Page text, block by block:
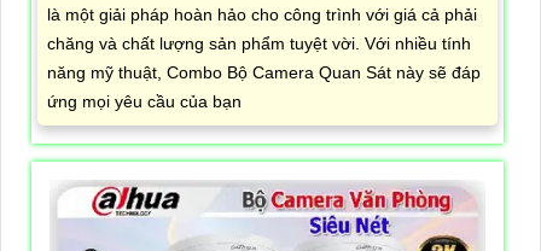
là một giải pháp hoàn hảo cho công trình với giá cả phải
chăng và chất lượng sản phẩm tuyệt vời. Với nhiều tính
năng mỹ thuật, Combo Bộ Camera Quan Sát này sẽ đáp
ứng mọi yêu cầu của bạn